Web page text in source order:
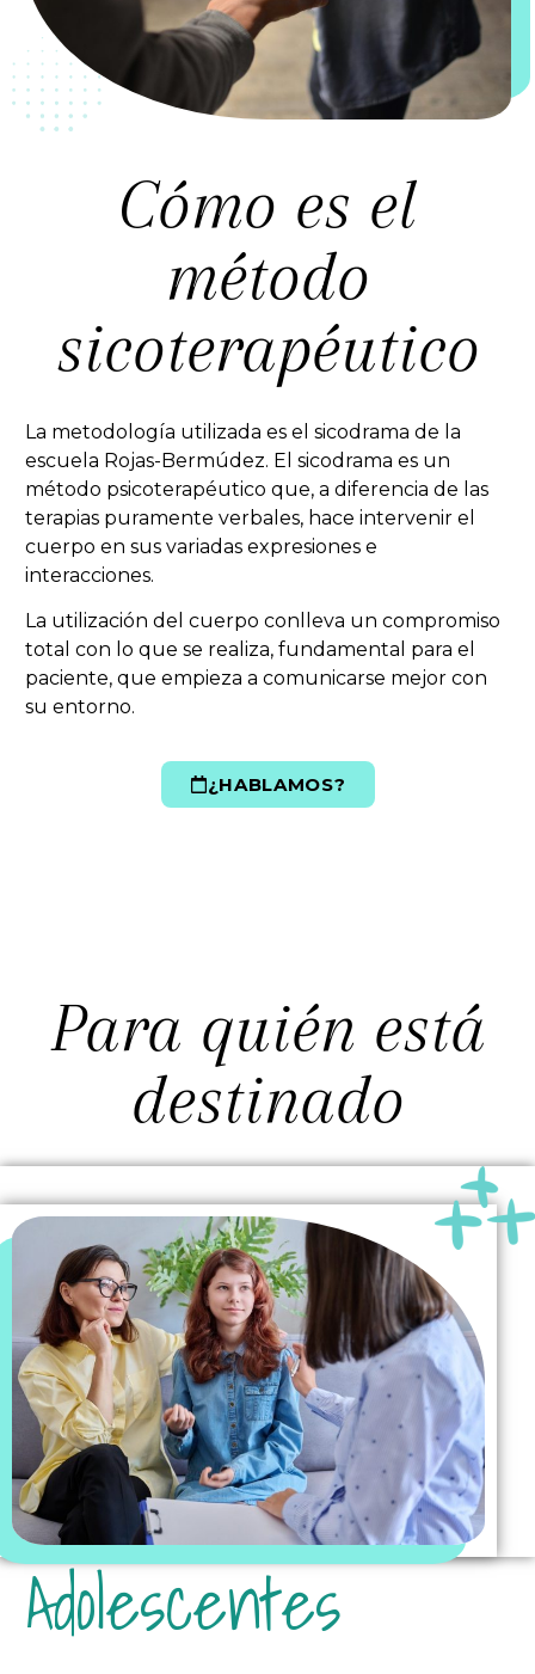
Cómo es el
método
sicoterapéutico
La metodología utilizada es el sicodrama de la
escuela Rojas-Bermúdez. El sicodrama es un
método psicoterapéutico que, a diferencia de las
terapias puramente verbales, hace intervenir el
cuerpo en sus variadas expresiones e
interacciones.
La utilización del cuerpo conlleva un compromiso
total con lo que se realiza, fundamental para el
paciente, que empieza a comunicarse mejor con
su entorno.
¿HABLAMOS?
Para quién está
destinado
Adolescentes